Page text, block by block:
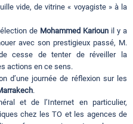
vide, de vitrine « voyagiste » à la
de Mohammed Karioun il y a
avec son prestigieux passé, M.
cesse de tenter de réveiller la
actions en ce sens.
d’une journée de réflexion sur les
.
et de l’Internet en particulier,
chez les TO et les agences de